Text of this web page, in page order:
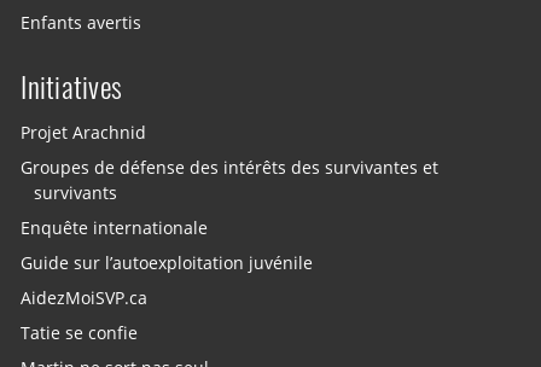
Enfants avertis
Initiatives
Projet Arachnid
Groupes de défense des intérêts des survivantes et
survivants
Enquête internationale
Guide sur l’autoexploitation juvénile
AidezMoiSVP.ca
Tatie se confie